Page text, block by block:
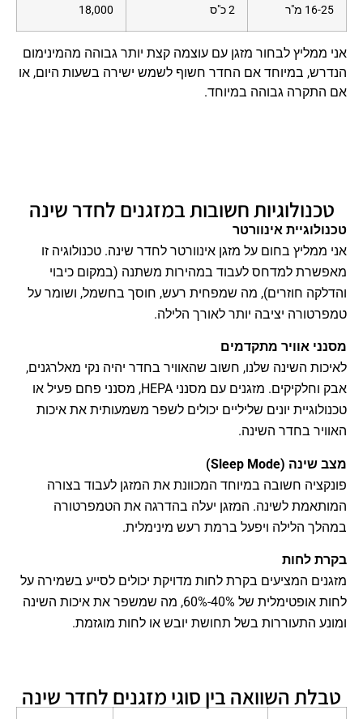
16-25 מ"ר 2 כ"ס 18,000
אני ממליץ לבחור מזגן עם עוצמה קצת יותר גבוהה מהמינימום
הנדרש, במיוחד אם החדר חשוף לשמש ישירה בשעות היום, או
אם התקרה גבוהה במיוחד.
טכנולוגיות חשובות במזגנים לחדר שינה
טכנולוגיית אינוורטר
אני ממליץ בחום על מזגן אינוורטר לחדר שינה. טכנולוגיה זו
מאפשרת למדחס לעבוד במהירות משתנה (במקום כיבוי
והדלקה חוזרים), מה שמפחית רעש, חוסך בחשמל, ושומר על
טמפרטורה יציבה יותר לאורך הלילה.
מסנני אוויר מתקדמים
לאיכות השינה שלנו, חשוב שהאוויר בחדר יהיה נקי מאלרגנים,
אבק וחלקיקים. מזגנים עם מסנני HEPA, מסנני פחם פעיל או
טכנולוגיית יונים שליליים יכולים לשפר משמעותית את איכות
האוויר בחדר השינה.
מצב שינה (Sleep Mode)
פונקציה חשובה במיוחד המכוונת את המזגן לעבוד בצורה
המותאמת לשינה. המזגן יעלה בהדרגה את הטמפרטורה
במהלך הלילה ויפעל ברמת רעש מינימלית.
בקרת לחות
מזגנים המציעים בקרת לחות מדויקת יכולים לסייע בשמירה על
לחות אופטימלית של 40%-60%, מה שמשפר את איכות השינה
ומונע התעוררות בשל תחושת יובש או לחות מוגזמת.
טבלת השוואה בין סוגי מזגנים לחדר שינה